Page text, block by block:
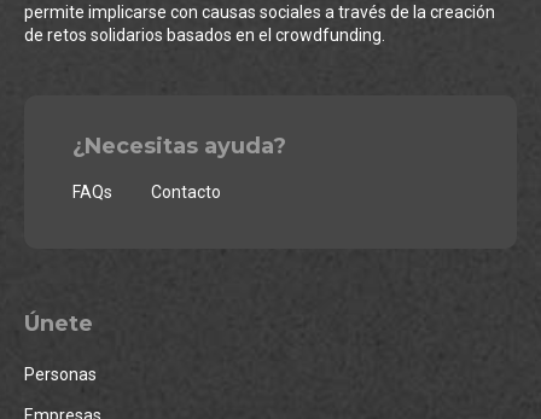
permite implicarse con causas sociales a través de la creación
de retos solidarios basados en el crowdfunding.
¿Necesitas ayuda?
FAQs Contacto
Únete
Personas
Empresas